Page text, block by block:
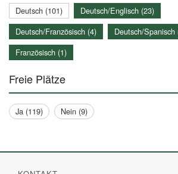
Deutsch (101)
Deutsch/Englisch (23)
Deutsch/Französisch (4)
Deutsch/Spanisch
Französisch (1)
Freie Plätze
Ja (119) Nein (9)